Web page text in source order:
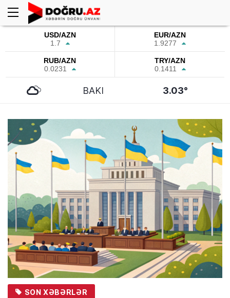
USD/AZN
1.7
EUR/AZN
1.9277
RUB/AZN
0.0231
TRY/AZN
0.1411
BAKI 3.03°
SON XƏBƏRLƏR